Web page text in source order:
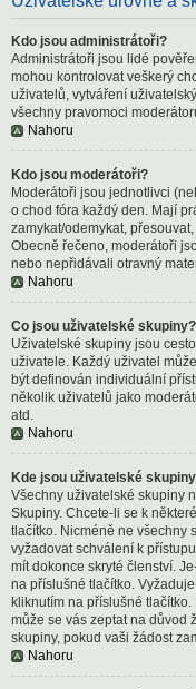
Kdo jsou administrátoři?
Administrátoři jsou lidé
mohou kontrolovat veškerý
uživatelů, vytváření
všechny pravomoci
Nahoru
Kdo jsou moderátoři?
Moderátoři jsou jednotlivci
o chod fóra každý den. Mají
zamykat/odemykat,
Obecně řečeno, moderátoři
nebo nepřidávali otravný
Nahoru
Co jsou uživatelské skupiny?
Uživatelské skupiny jsou
uživatele. Každý uživatel
být definován individuální
několik uživatelů jako
atd.
Nahoru
Kde jsou uživatelské
Všechny uživatelské skupiny
Skupiny. Chcete-li se k
tlačítko. Nicméně ne všechny
vyžadovat schválení k
mít dokonce skryté členství.
na příslušné tlačítko.
kliknutím na příslušné
může se vás zeptat na důvod
skupiny, pokud vaši žádost
Nahoru